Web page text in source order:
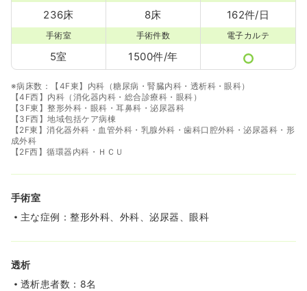
236床 8床 162件/日
手術室
5室
手術件数
1500件/年
電子カルテ
※病床数：【4F東】内科（糖尿病・腎臓内科・透析科・眼科）
【4F西】内科（消化器内科・総合診療科・眼科）
【3F東】整形外科・眼科・耳鼻科・泌尿器科
【3F西】地域包括ケア病棟
【2F東】消化器外科・血管外科・乳腺外科・歯科口腔外科・泌尿器科・形
成外科
【2F西】循環器内科・ＨＣＵ
手術室
主な症例：整形外科、外科、泌尿器、眼科
透析
透析患者数：8名